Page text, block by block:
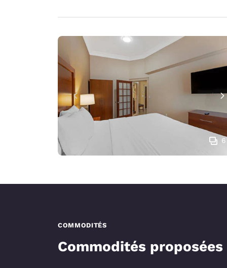
6
COMMODITÉS
Commodités proposées